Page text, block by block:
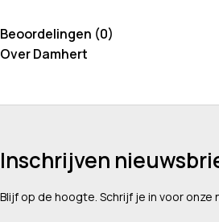
Beoordelingen (0)
Over Damhert
Inschrijven
Blijf op de hoogte. Schrijf je in voor onze